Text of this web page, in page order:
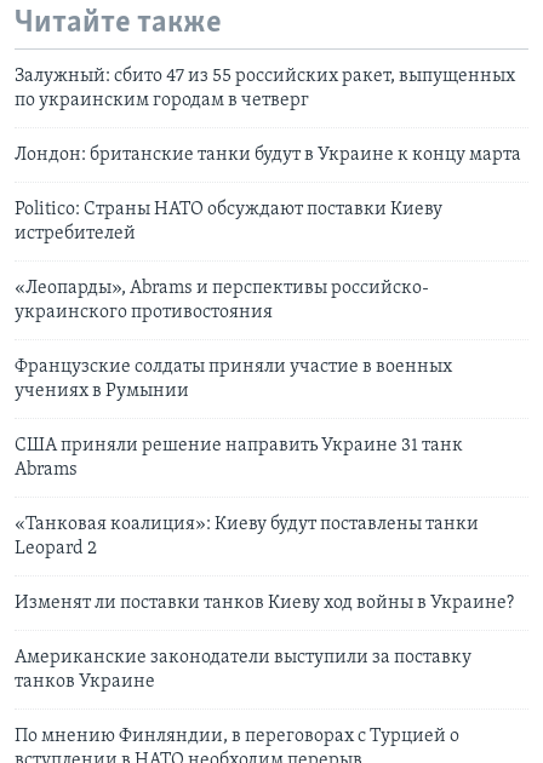
Читайте также
Залужный: сбито 47 из 55 российских ракет, выпущенных
по украинским городам в четверг
Лондон: британские танки будут в Украине к концу марта
Politico: Страны НАТО обсуждают поставки Киеву
истребителей
«Леопарды», Abrams и перспективы российско-
украинского противостояния
Французские солдаты приняли участие в военных
учениях в Румынии
США приняли решение направить Украине 31 танк
Abrams
«Танковая коалиция»: Киеву будут поставлены танки
Leopard 2
Изменят ли поставки танков Киеву ход войны в Украине?
Американские законодатели выступили за поставку
танков Украине
По мнению Финляндии, в переговорах с Турцией о